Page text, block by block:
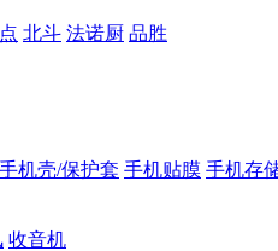
北斗 法诺厨 品胜
手机壳/保护套 手机贴膜 手机存
收音机